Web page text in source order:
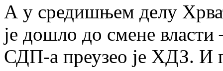
А у средишњем делу
је дошло до смене
СДП-а преузео је ХДЗ. И